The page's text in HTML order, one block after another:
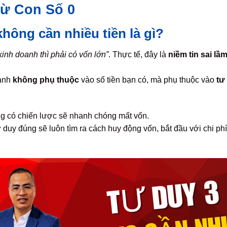
Con Số 0
cần nhiều tiền là gì?
doanh thì phải có vốn lớn”. Thực tế, đây là niềm tin sai lầm
không phụ thuộc vào số tiền bạn có, mà phụ thuộc vào tư
có chiến lược sẽ nhanh chóng mất vốn.
đúng sẽ luôn tìm ra cách huy động vốn, bắt đầu với chi